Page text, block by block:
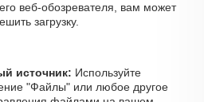
веб-обозревателя, вам может
загрузку.
источник: Используйте
"Файлы" или любое другое